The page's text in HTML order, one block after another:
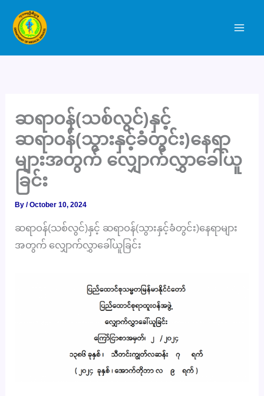
content
ဆရာဝန်(သစ်လွင်)နှင့်
ဆရာဝန်(သွားနှင့်ခံတွင်း)နေရာ
များအတွက် လျှောက်လွှာခေါ်ယူ
ခြင်း
By/October 10, 2024
ဆရာဝန်(သစ်လွင်)နှင့် ဆရာဝန်(သွားနှင့်ခံတွင်း)နေရာများ
အတွက် လျှောက်လွှာခေါ်ယူခြင်း